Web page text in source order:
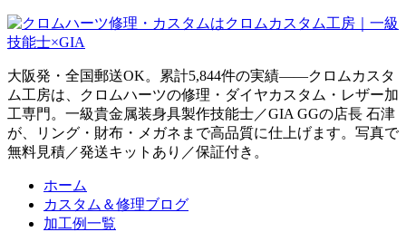
大阪発・全国郵送OK。累計5,844件の実績——クロムカスタ
ム工房は、クロムハーツの修理・ダイヤカスタム・レザー加
工専門。一級貴金属装身具製作技能士／GIA GGの店長 石津
が、リング・財布・メガネまで高品質に仕上げます。写真で
無料見積／発送キットあり／保証付き。
ホーム
カスタム＆修理ブログ
加工例一覧